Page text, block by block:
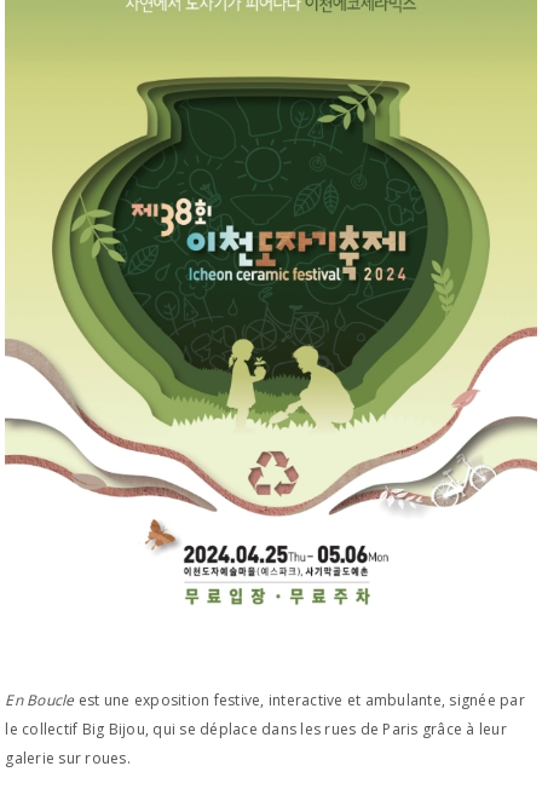
En Boucle est une exposition festive, interactive et ambulante, signée par
le collectif Big Bijou, qui se déplace dans les rues de Paris grâce à leur
galerie sur roues.